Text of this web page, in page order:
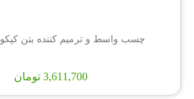
چسب واسط و ترمیم کننده بتن کپکو CapcoBond PVA
3,611,700 تومان